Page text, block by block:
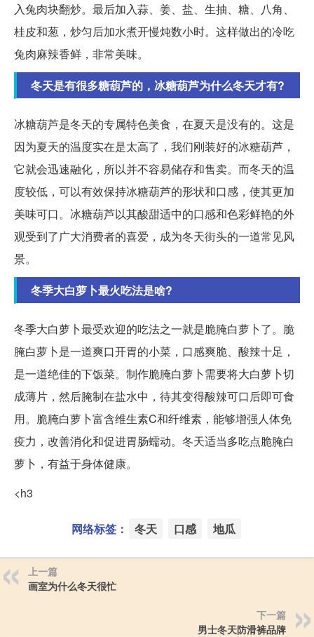
入兔肉块翻炒。最后加入蒜、姜、盐、生抽、糖、八角、
桂皮和葱，炒匀后加水煮开慢炖数小时。这样做出的冷吃
兔肉麻辣香鲜，非常美味。
冬天是有很多糖葫芦的，冰糖葫芦为什么冬天才有?
冰糖葫芦是冬天的专属特色美食，在夏天是没有的。这是
因为夏天的温度实在是太高了，我们刚装好的冰糖葫芦，
它就会迅速融化，所以并不容易储存和售卖。而冬天的温
度较低，可以有效保持冰糖葫芦的形状和口感，使其更加
美味可口。冰糖葫芦以其酸甜适中的口感和色彩鲜艳的外
观受到了广大消费者的喜爱，成为冬天街头的一道常见风
景。
冬季大白萝卜最火吃法是啥?
冬季大白萝卜最受欢迎的吃法之一就是脆腌白萝卜了。脆
腌白萝卜是一道爽口开胃的小菜，口感爽脆、酸辣十足，
是一道绝佳的下饭菜。制作脆腌白萝卜需要将大白萝卜切
成薄片，然后腌制在盐水中，待其变得酸辣可口后即可食
用。脆腌白萝卜富含维生素C和纤维素，能够增强人体免
疫力，改善消化和促进胃肠蠕动。冬天适当多吃点脆腌白
萝卜，有益于身体健康。
<h3
网络标签： 冬天 口感 地瓜
上一篇
画室为什么冬天很忙
下一篇
男士冬天防滑裤品牌